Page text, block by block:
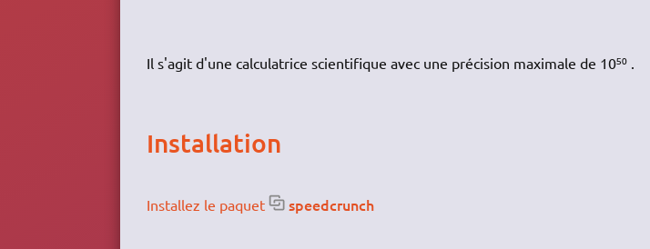
Il s'agit d'une calculatrice scientifique avec une précision maximale de 10⁵⁰ .
Installation
Installez le paquet speedcrunch